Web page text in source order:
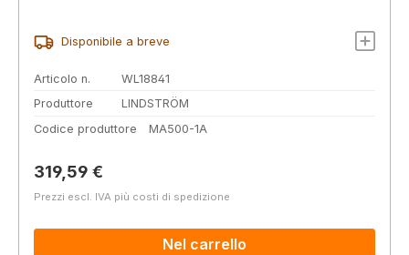
Disponibile a breve
Articolo n.
WL18841
Produttore
LINDSTRÖM
Codice produttore
MA500-1A
Prezzo normale:
319,59 €
Prezzi escl. IVA più costi di spedizione
Nel carrello